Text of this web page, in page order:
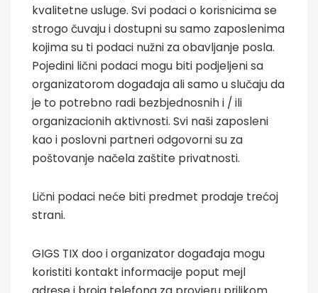
kvalitetne usluge. Svi podaci o korisnicima se
strogo čuvaju i dostupni su samo zaposlenima
kojima su ti podaci nužni za obavljanje posla.
Pojedini lični podaci mogu biti podjeljeni sa
organizatorom događaja ali samo u slučaju da
je to potrebno radi bezbjednosnih i / ili
organizacionih aktivnosti. Svi naši zaposleni
kao i poslovni partneri odgovorni su za
poštovanje načela zaštite privatnosti.
Lični podaci neće biti predmet prodaje trećoj
strani.
GIGS TIX doo i organizator događaja mogu
koristiti kontakt informacije poput mejl